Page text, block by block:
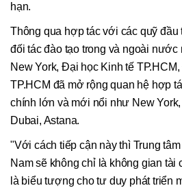
hạn.
Thông qua hợp tác với các quỹ
đối tác đào tạo trong và ngoài
New York, Đại học Kinh tế
TP.HCM đã mở rộng quan hệ hợp
chính lớn và mới nổi như New
Dubai, Astana.
"Với cách tiếp cận này thì Trung
Nam sẽ không chỉ là không gian tài
là biểu tượng cho tư duy phát triển